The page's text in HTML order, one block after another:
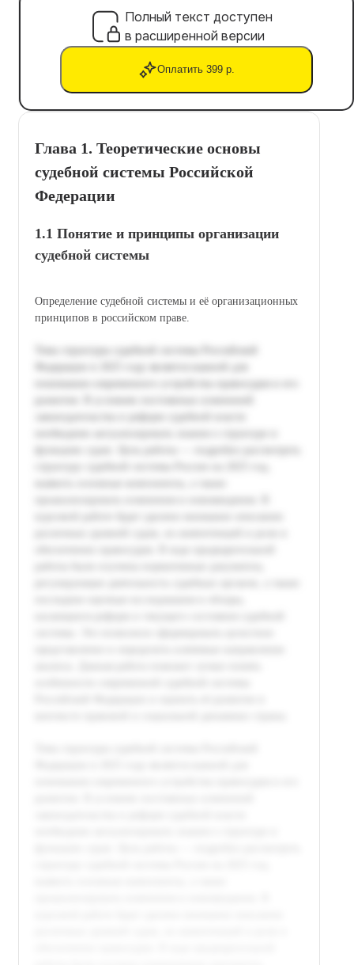
Полный текст доступен
в расширенной версии
Оплатить 399 р.
Глава 1. Теоретические основы
судебной системы Российской
Федерации
1.1 Понятие и принципы организации
судебной системы
Определение судебной системы и её организационных
принципов в российском праве.